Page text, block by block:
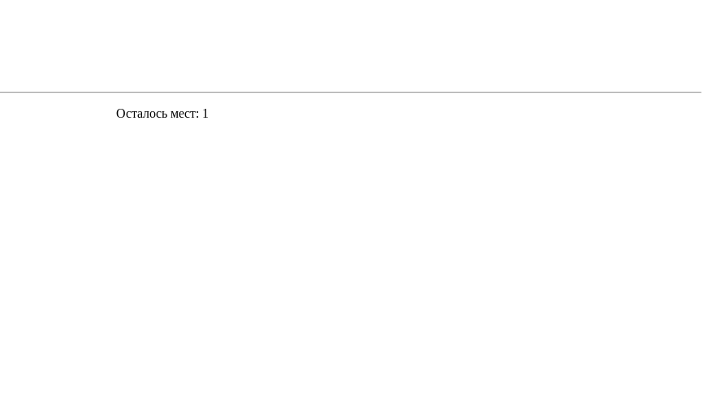
Осталось мест: 1